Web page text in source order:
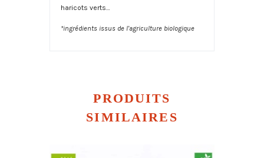
haricots verts…
*ingrédients issus de l’agriculture biologique
PRODUITS
SIMILAIRES